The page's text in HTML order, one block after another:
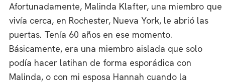
Afortunadamente, Malinda Klafter, una miembro que
vivía cerca, en Rochester, Nueva York, le abrió las
puertas. Tenía 60 años en ese momento.
Básicamente, era una miembro aislada que solo
podía hacer latihan de forma esporádica con
Malinda, o con mi esposa Hannah cuando la